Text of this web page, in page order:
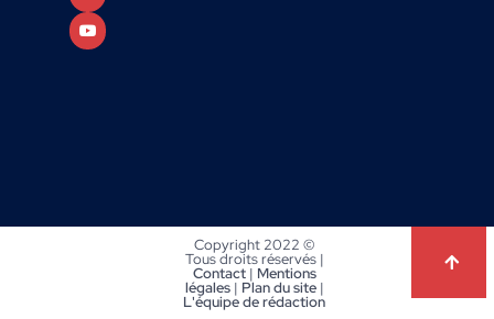
Copyright 2022 ©
Tous droits réservés |
Contact| Mentions
légales| Plan du site|
L'équipe de rédaction